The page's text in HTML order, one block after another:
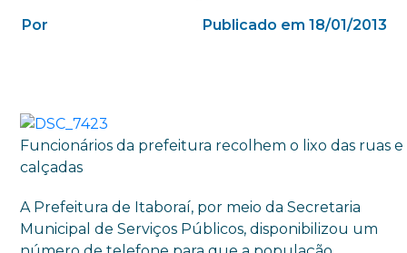
Por Publicado em 18/01/2013
Funcionários da prefeitura recolhem o lixo das ruas e
calçadas
A Prefeitura de Itaboraí, por meio da Secretaria
Municipal de Serviços Públicos, disponibilizou um